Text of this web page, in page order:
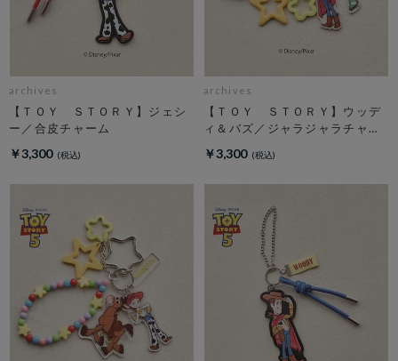
archives
【ＴＯＹ ＳＴＯＲＹ】ジェシ
ー／合皮チャーム
￥3,300
archives
【ＴＯＹ ＳＴＯＲＹ】ウッデ
ィ＆バズ／ジャラジャラチャー
￥3,300